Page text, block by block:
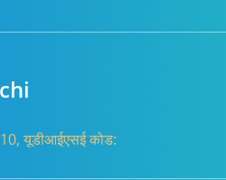
यूडीआईएसई कोड: